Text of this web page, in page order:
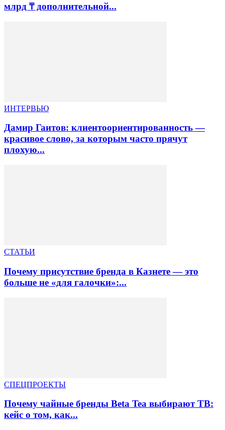
млрд ₸ дополнительной...
ИНТЕРВЬЮ
Дамир Гаитов: клиентоориентированность —
красивое слово, за которым часто прячут
плохую...
СТАТЬИ
Почему присутствие бренда в Казнете — это
больше не «для галочки»:...
СПЕЦПРОЕКТЫ
Почему чайные бренды Beta Tea выбирают ТВ:
кейс о том, как...